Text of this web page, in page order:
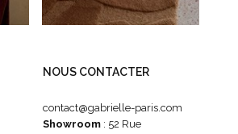
NOUS CONTACTER
contact@gabrielle-paris.com
Showroom : 52 Rue